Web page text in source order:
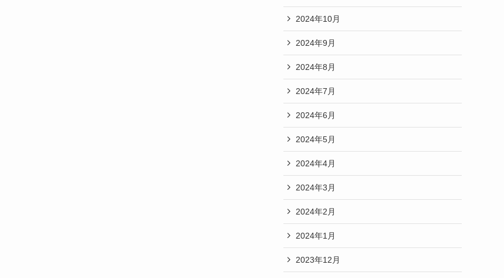
2024年10月
2024年9月
2024年8月
2024年7月
2024年6月
2024年5月
2024年4月
2024年3月
2024年2月
2024年1月
2023年12月